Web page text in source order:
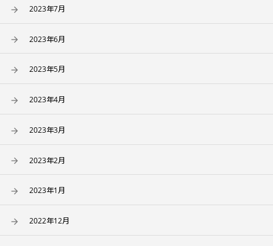
2023年7月
2023年6月
2023年5月
2023年4月
2023年3月
2023年2月
2023年1月
2022年12月